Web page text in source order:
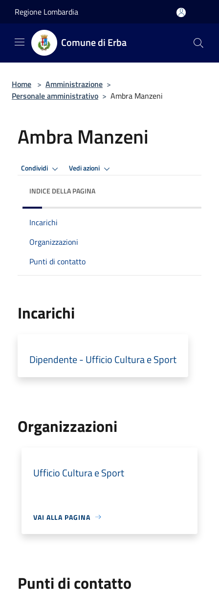
Regione Lombardia
Comune di Erba
Home > Amministrazione >
Personale amministrativo > Ambra Manzeni
Ambra Manzeni
Condividi Vedi azioni
INDICE DELLA PAGINA
Incarichi
Organizzazioni
Punti di contatto
Incarichi
Dipendente - Ufficio Cultura e Sport
Organizzazioni
Ufficio Cultura e Sport
VAI ALLA PAGINA
Punti di contatto